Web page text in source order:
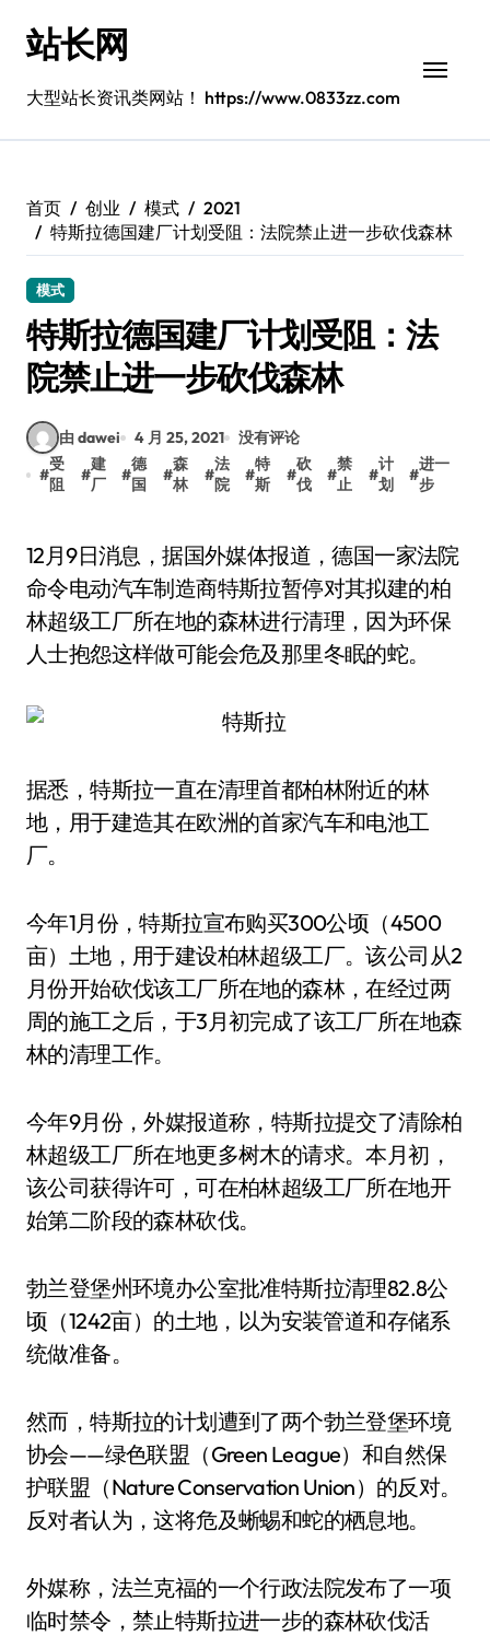
站长网
大型站长资讯类网站！ https://www.0833zz.com
首页 创业 模式
2021
特斯拉德国建厂计划受阻：法院禁止进一步砍伐森林
模式
特斯拉德国建厂计划受阻：法
院禁止进一步砍伐森林
由 dawei 4 月 25, 2021
没有评论
#
受
阻
#
建
厂
#
德
国
#
森
林
#
法
院
#
特
斯
#
砍
伐
#
禁
止
#
计
划
#
进一
步
12月9日消息，据国外媒体报道，德国一家法院
命令电动汽车制造商特斯拉暂停对其拟建的柏
林超级工厂所在地的森林进行清理，因为环保
人士抱怨这样做可能会危及那里冬眠的蛇。
据悉，特斯拉一直在清理首都柏林附近的林
地，用于建造其在欧洲的首家汽车和电池工
厂。
今年1月份，特斯拉宣布购买300公顷（4500
亩）土地，用于建设柏林超级工厂。该公司从2
月份开始砍伐该工厂所在地的森林，在经过两
周的施工之后，于3月初完成了该工厂所在地森
林的清理工作。
今年9月份，外媒报道称，特斯拉提交了清除柏
林超级工厂所在地更多树木的请求。本月初，
该公司获得许可，可在柏林超级工厂所在地开
始第二阶段的森林砍伐。
勃兰登堡州环境办公室批准特斯拉清理82.8公
顷（1242亩）的土地，以为安装管道和存储系
统做准备。
然而，特斯拉的计划遭到了两个勃兰登堡环境
协会——绿色联盟（Green League）和自然保
护联盟（Nature Conservation Union）的反对。
反对者认为，这将危及蜥蜴和蛇的栖息地。
外媒称，法兰克福的一个行政法院发布了一项
临时禁令，禁止特斯拉进一步的森林砍伐活